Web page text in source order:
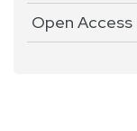
Open Access